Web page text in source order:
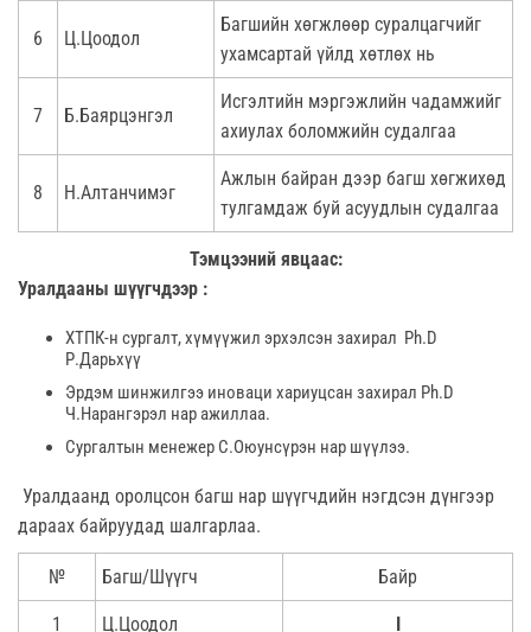
6 Ц.Цоодол
Багшийн хөгжлөөр суралцагчийг
ухамсартай үйлд хөтлөх нь
7 Б.Баярцэнгэл
Исгэлтийн мэргэжлийн чадамжийг
ахиулах боломжийн судалгаа
8 Н.Алтанчимэг
Ажлын байран дээр багш хөгжихөд
тулгамдаж буй асуудлын судалгаа
Тэмцээний явцаас:
Уралдааны шүүгчдээр :
ХТПК-н сургалт, хүмүүжил эрхэлсэн захирал Ph.D
Р.Дарьхүү
Эрдэм шинжилгээ иноваци хариуцсан захирал Ph.D
Ч.Нарангэрэл нар ажиллаа.
Сургалтын менежер С.Оюунсүрэн нар шүүлээ.
Уралдаанд оролцсон багш нар шүүгчдийн нэгдсэн дүнгээр
дараах байруудад шалгарлаа.
№ Багш/Шүүгч Байр
1 Ц.Цоодол